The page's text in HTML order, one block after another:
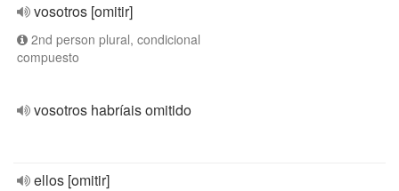
vosotros [omitir]
2nd person plural, condicional
compuesto
vosotros habríais omitido
ellos [omitir]